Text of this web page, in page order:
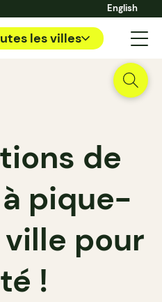
English
les villes
de
pique-
pour
!